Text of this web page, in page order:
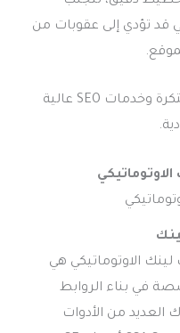
قد تؤدي إلى عقوبات من
اكتشف استراتيجيات تسويق مبتكرة وخدمات SEO عالية
الاوتوماتيكي هي
في بناء الروابط
من الأدوات